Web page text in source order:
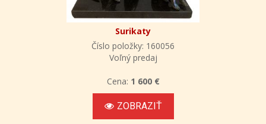
Surikaty
Číslo položky: 160056
Voľný predaj
Cena: 1 600 €
ZOBRAZIŤ